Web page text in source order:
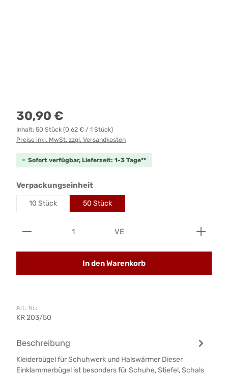
Regulärer Preis:
30,90 €
Inhalt: 50 Stück (0,62 € / 1 Stück)
Preise inkl. MwSt. zzgl. Versandkosten
Sofort verfügbar, Lieferzeit: 1-3 Tage**
Verpackungseinheitauswählen
10 Stück 50 Stück
Produkt Anzahl: Gib den gewünschten Wert
VE
In den Warenkorb
Art.-Nr.:
KR 203/50
Beschreibung
Kleiderbügel für Schuhwerk und Halswärmer Dieser
Einklammerbügel ist besonders für Schuhe, Stiefel, Schals